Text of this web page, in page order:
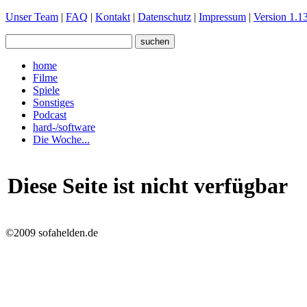
Unser Team | FAQ | Kontakt | Datenschutz | Impressum | Version
home
Filme
Spiele
Sonstiges
Podcast
hard-/software
Die Woche...
Diese Seite ist nicht verfügbar
©2009 sofahelden.de